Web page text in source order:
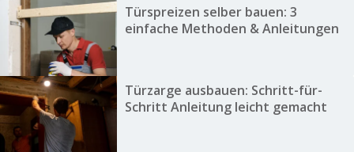
Türspreizen selber bauen: 3
einfache Methoden & Anleitungen
Türzarge ausbauen: Schritt-für-
Schritt Anleitung leicht gemacht